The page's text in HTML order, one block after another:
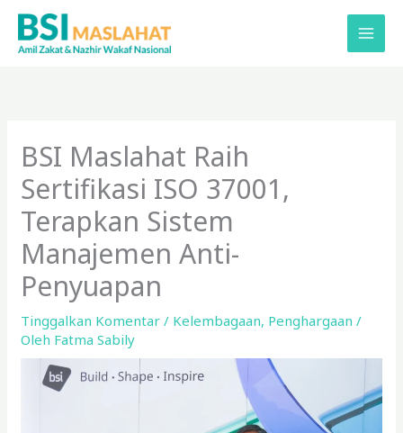
Lewati
konten
BSI Maslahat Raih
Sertifikasi ISO 37001,
Terapkan Sistem
Manajemen Anti-
Penyuapan
Tinggalkan Komentar / Kelembagaan, Penghargaan /
Oleh Fatma Sabily